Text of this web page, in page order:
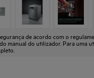
de acordo com o
manual do utilizador. Para uma